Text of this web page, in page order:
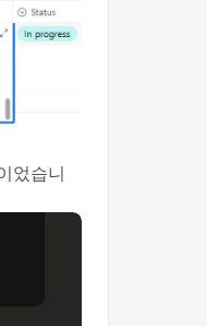
었습니